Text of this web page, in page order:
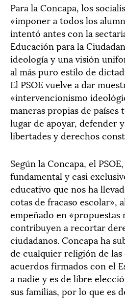
Para la Concapa, los
«imponer a todos los
intentó antes con la
Educación para la
ideología y una visión
al más puro estilo de
El PSOE vuelve a dar
«intervencionismo
maneras propias de países
lugar de apoyar, defender
libertades y derechos
Según la Concapa, el
fundamental y casi
educativo que nos ha
cotas de fracaso escolar»,
empeñado en «propuestas
contribuyen a recortar
ciudadanos. Concapa ha
de cualquier religión de las
acuerdos firmados con el
a nadie y es de libre
sus familias, por lo que es